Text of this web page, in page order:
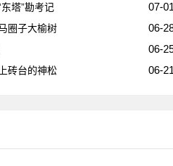
07-01
塔”勘考记
06-
圈子大榆树
06-
06-21
砖台的神松